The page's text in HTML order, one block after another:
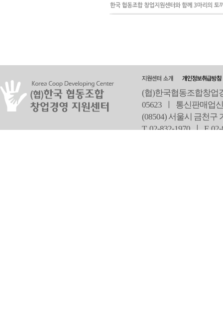
(협)한국협동조합창업
05623 ㅣ 통신판매업
(08504) 서울시 금천구
T 02-832-1970 ㅣF